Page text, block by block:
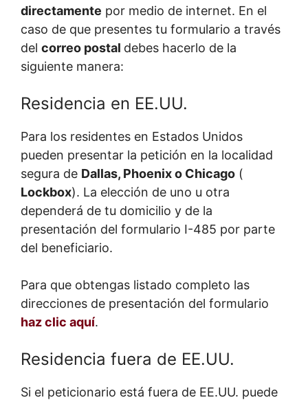
directamente por medio de internet. En el
caso de que presentes tu formulario a través
del correo postal debes hacerlo de la
siguiente manera:
Residencia en EE.UU.
Para los residentes en Estados Unidos
pueden presentar la petición en la localidad
segura de Dallas, Phoenix o Chicago (
Lockbox). La elección de uno u otra
dependerá de tu domicilio y de la
presentación del formulario I-485 por parte
del beneficiario.
Para que obtengas listado completo las
direcciones de presentación del formulario
haz clic aquí.
Residencia fuera de EE.UU.
Si el peticionario está fuera de EE.UU. puede